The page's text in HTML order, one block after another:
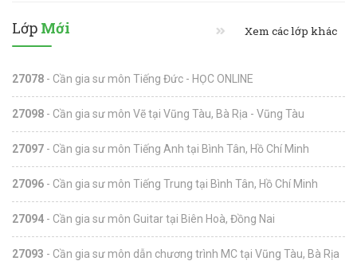
Lớp Mới Xem các lớp khác
27078 - Cần gia sư môn Tiếng Đức - HỌC ONLINE
27098 - Cần gia sư môn Vẽ tại Vũng Tàu, Bà Rịa - Vũng Tàu
27097 - Cần gia sư môn Tiếng Anh tại Bình Tân, Hồ Chí Minh
27096 - Cần gia sư môn Tiếng Trung tại Bình Tân, Hồ Chí Minh
27094 - Cần gia sư môn Guitar tại Biên Hoà, Đồng Nai
27093 - Cần gia sư môn dẫn chương trình MC tại Vũng Tàu, Bà Rịa